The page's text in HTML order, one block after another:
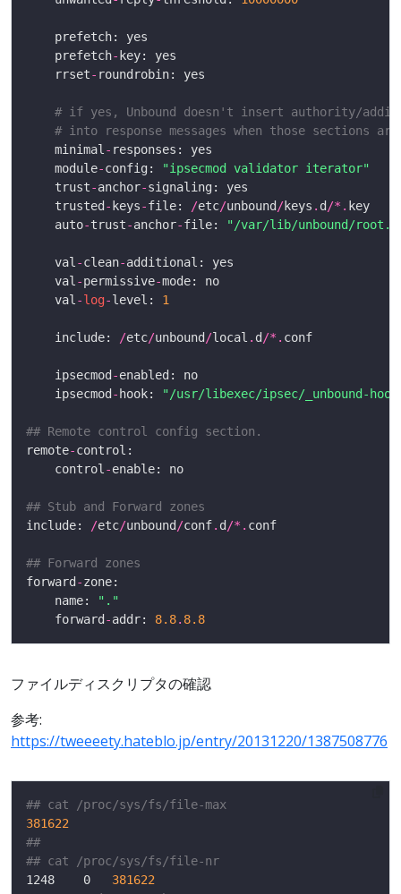
	prefetch
-
	rrset
-
# if yes, Unbound doesn't insert authority/
# into response messages when those sections
	minimal
-
	module
-config:
"ipsecmod validator iterator"
	trust
-anchor-
	trusted
- keys-file: /etc/unbound/keys . d/*.
	auto
-trust-anchor-file: "/var/lib/unbound/
	val
-clean-
	val
-permissive-
	val
-log-level: 1
	include:
/etc/unbound/local . d/*.
	ipsecmod
-
	ipsecmod
- hook: "/usr/libexec/ipsec/_unbound-
## Remote control config section.
remote-
	control
-
## Stub and Forward zones
include: /etc/unbound/conf. d/*.
## Forward zones
forward -
	name:
"."
	forward
-addr: 8.8. 8.8
ファイルディスクリプタの確認
参考:
https://tweeeety.hateblo.jp/entry/20131220/1387508776
## cat /proc/sys/fs/file-max
381622
##
## cat /proc/sys/fs/file-nr
381622